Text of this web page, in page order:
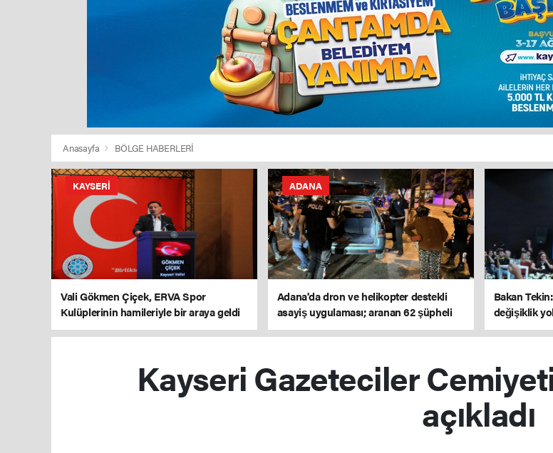
Anasayfa BÖLGE HABERLERİ
KAYSERI
Vali Gökmen Çiçek, ERVA Spor
Kulüplerinin hamileriyle bir araya geldi
ADANA
Adana'da dron ve helikopter destekli
asayiş uygulaması; aranan 62 şüpheli
yakalandı
Bakan
değişiklik
uygun hale
Kayseri Gazeteciler
açıkladı